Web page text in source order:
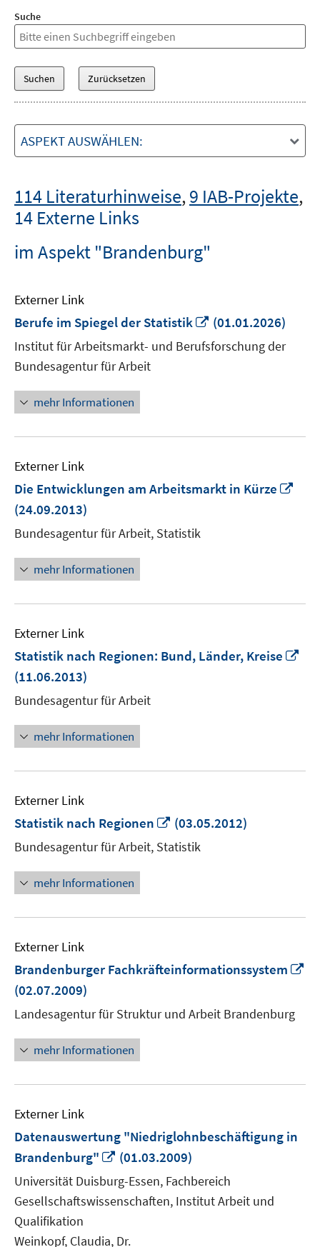
Suche
ASPEKT AUSWÄHLEN:
114 Literaturhinweise,9 IAB-Projekte,
14 Externe Links
im Aspekt "Brandenburg"
Externer Link
Berufe im Spiegel der Statistik
In
neuem
Fenster
(01.01.2026)
Institut für Arbeitsmarkt- und Berufsforschung der
Bundesagentur für Arbeit
mehr Informationen
Externer Link
Die Entwicklungen am Arbeitsmarkt in Kürze
(24.09.2013)
Bundesagentur für Arbeit, Statistik
mehr Informationen
Externer Link
Statistik nach Regionen: Bund, Länder, Kreise
(11.06.2013)
Bundesagentur für Arbeit
mehr Informationen
Externer Link
Statistik nach Regionen
In
neuem
Fenster
(03.05.2012)
Bundesagentur für Arbeit, Statistik
mehr Informationen
Externer Link
Brandenburger Fachkräfteinformationssystem
(02.07.2009)
Landesagentur für Struktur und Arbeit Brandenburg
mehr Informationen
Externer Link
Datenauswertung "Niedriglohnbeschäftigung in
Brandenburg"
In
Fenster
öffnen
(01.03.2009)
Universität Duisburg-Essen, Fachbereich
Gesellschaftswissenschaften, Institut Arbeit und
Qualifikation
Weinkopf, Claudia, Dr.